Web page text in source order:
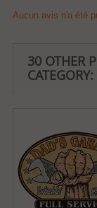
Aucun avis n'a été
30 OTHER
CATEGORY: